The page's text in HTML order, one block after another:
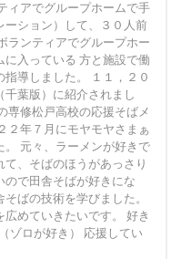
ィアでグループホームで手
ション）して、３０人前
ランティアでグループホー
に入っている 方と施設で働
導しました。 １１，２０
千葉版）に紹介されまし
専修松戸高校の応援そばメ
２年７月にモヤモヤさまぁ
。 元々、ラーメンが好きで
て、そばのほうがあっさり
ので田舎そばが好きにな
ばの技術を学びました。
めていきたいです。 好き
ゾロが好き） 応援してい